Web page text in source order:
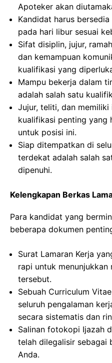
Apoteker akan
Kandidat harus
pada hari libur sesuai
Sifat disiplin, jujur,
dan kemampuan
kualifikasi yang
Mampu bekerja dalam
adalah salah satu
Jujur, teliti, dan
kualifikasi penting yang
untuk posisi ini.
Siap ditempatkan di
terdekat adalah salah
dipenuhi.
Kelengkapan Berkas
Para kandidat yang
beberapa dokumen
Surat Lamaran Kerja
rapi untuk
tersebut.
Sebuah Curriculum
seluruh pengalaman
secara sistematis dan
Salinan fotokopi Ijazah
telah dilegalisir sebagai
Anda.